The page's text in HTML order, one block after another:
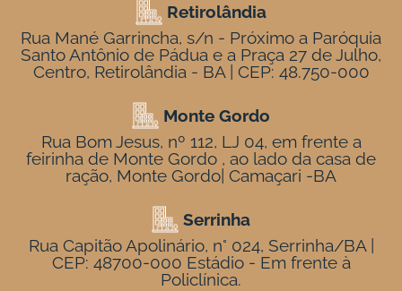
Retirolândia
Rua Mané Garrincha, s/n - Próximo a Paróquia
Santo Antônio de Pádua e a Praça 27 de Julho,
Centro, Retirolândia - BA | CEP: 48.750-000
Monte Gordo
Rua Bom Jesus, nº 112, LJ 04, em frente a
feirinha de Monte Gordo , ao lado da casa de
ração, Monte Gordo| Camaçari -BA
Serrinha
Rua Capitão Apolinário, n° 024, Serrinha/BA |
CEP: 48700-000 Estádio - Em frente à
Policlínica.